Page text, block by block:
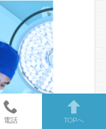
電話 TOPへ